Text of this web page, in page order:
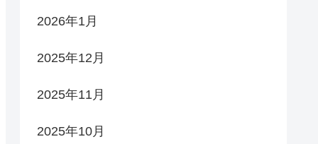
2026年1月
2025年12月
2025年11月
2025年10月